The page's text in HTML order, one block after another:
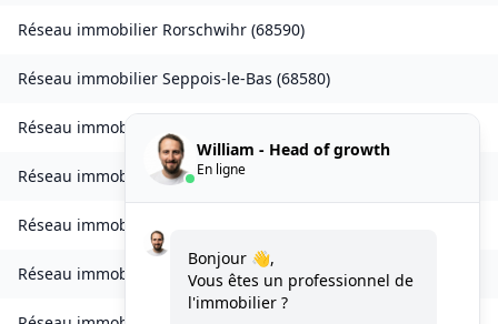
Réseau immobilier Rorschwihr (68590)
Réseau immobilier Seppois-le-Bas (68580)
Réseau immobilier
Réseau immobilierSondernach
Réseau immobilier
Réseau immobilier Staffelfelden(68850)
William - Head of growth
En ligne
Bonjour 👋,
Vous êtes un professionnel de
l'immobilier ?